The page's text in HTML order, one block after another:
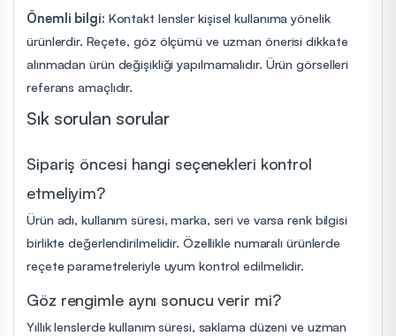
Önemli bilgi: Kontakt lensler kişisel kullanıma yönelik
ürünlerdir. Reçete, göz ölçümü ve uzman önerisi dikkate
alınmadan ürün değişikliği yapılmamalıdır. Ürün görselleri
referans amaçlıdır.
Sık sorulan sorular
Sipariş öncesi hangi seçenekleri kontrol
etmeliyim?
Ürün adı, kullanım süresi, marka, seri ve varsa renk bilgisi
birlikte değerlendirilmelidir. Özellikle numaralı ürünlerde
reçete parametreleriyle uyum kontrol edilmelidir.
Göz rengimle aynı sonucu verir mi?
Yıllık lenslerde kullanım süresi, saklama düzeni ve uzman